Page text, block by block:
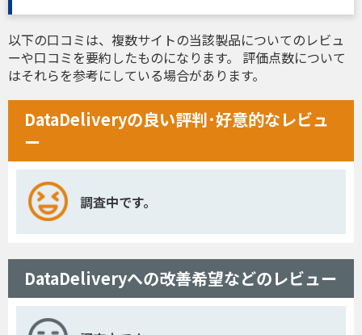
以下の口コミは、複数サイトの当該製品についてのレビュ
ーや口コミを要約したものになります。 評価点数について
はそれらを参考にしている場合があります。
DataDeliveryの良い評判･好意的なレビュ
ー
調査中です。
DataDeliveryへの改善希望などのレビュー